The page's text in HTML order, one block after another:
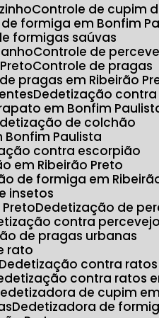
Controle de cupim
de formiga em Bonfim
formigas saúvas
Controle de
Controle de pragas
de pragas em Ribeirão
Dedetização
em Bonfim
de colchão
Bonfim Paulista
contra escorpião
em Ribeirão Preto
de formiga em
insetos
Dedetização de
contra
de pragas urbanas
rato
Dedetização contra ratos
contra ratos
Dedetizadora de cupim
Dedetizadora de